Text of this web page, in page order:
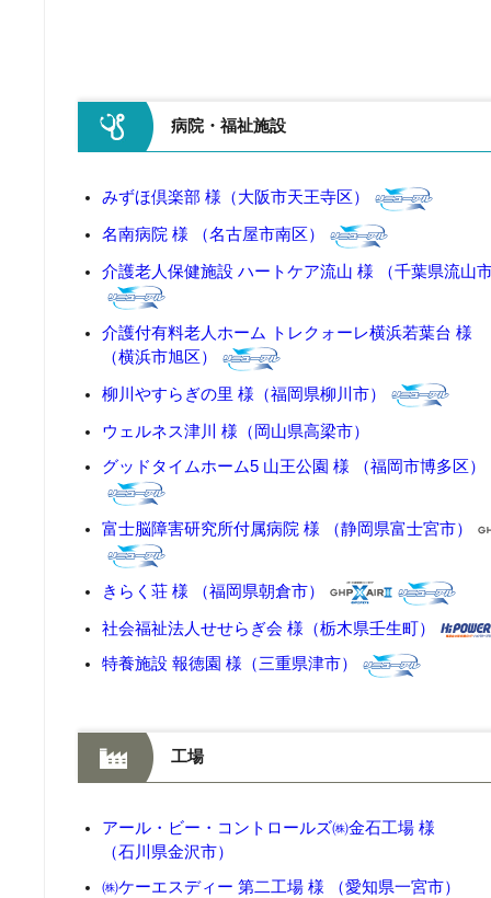
病院・福祉施設
みずほ倶楽部 様（大阪市天王寺区）
名南病院 様 （名古屋市南区）
介護老人保健施設 ハートケア流山 様 （千葉県流山
介護付有料老人ホーム トレクォーレ横浜若葉台 様
（横浜市旭区）
柳川やすらぎの里 様（福岡県柳川市）
ウェルネス津川 様（岡山県高梁市）
グッドタイムホーム5 山王公園 様 （福岡市博多区）
富士脳障害研究所付属病院 様 （静岡県富士宮市）
きらく荘 様 （福岡県朝倉市）
社会福祉法人せせらぎ会 様（栃木県壬生町）
特養施設 報徳園 様（三重県津市）
工場
アール・ビー・コントロールズ㈱金石工場 様
（石川県金沢市）
㈱ケーエスディー 第二工場 様 （愛知県一宮市）